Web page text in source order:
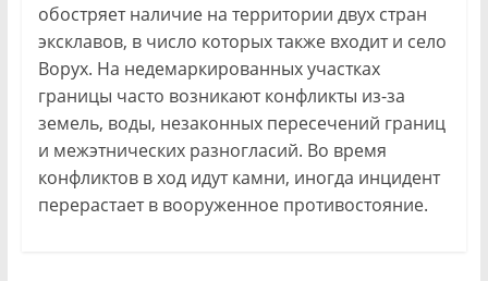
обостряет наличие на территории двух стран
эксклавов, в число которых также входит и село
Ворух. На недемаркированных участках
границы часто возникают конфликты из-за
земель, воды, незаконных пересечений границ
и межэтнических разногласий. Во время
конфликтов в ход идут камни, иногда инцидент
перерастает в вооруженное противостояние.